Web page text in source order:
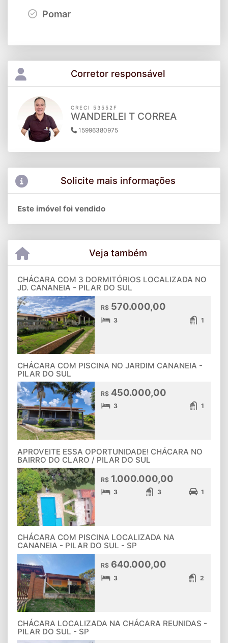
Pomar
Corretor responsável
CRECI 53552F
WANDERLEI T CORREA
15996380975
Solicite mais informações
Este imóvel foi vendido
Veja também
CHÁCARA COM 3 DORMITÓRIOS LOCALIZADA NO
JD. CANANEIA - PILAR DO SUL
R$ 570.000,00
3 1
CHÁCARA COM PISCINA NO JARDIM CANANEIA -
PILAR DO SUL
R$ 450.000,00
3 1
APROVEITE ESSA OPORTUNIDADE! CHÁCARA NO
BAIRRO DO CLARO / PILAR DO SUL
R$ 1.000.000,00
3 3 1
CHÁCARA COM PISCINA LOCALIZADA NA
CANANEIA - PILAR DO SUL - SP
R$ 640.000,00
3 2
CHÁCARA LOCALIZADA NA CHÁCARA REUNIDAS -
PILAR DO SUL - SP